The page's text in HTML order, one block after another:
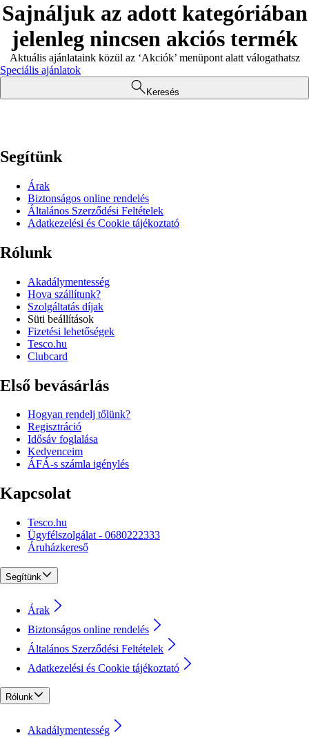
Sajnáljuk az adott kategóriában
jelenleg nincsen akciós termék
Aktuális ajánlataink közül az ‘Akciók’ menüpont alatt válogathatsz
Speciális ajánlatok
Keresés
Segítünk
Árak
Biztonságos online rendelés
Általános Szerződési Feltételek
Adatkezelési és Cookie tájékoztató
Rólunk
Akadálymentesség
Hova szállítunk?
Szolgáltatás díjak
Süti beállítások
Fizetési lehetőségek
Tesco.hu
Clubcard
Első bevásárlás
Hogyan rendelj tőlünk?
Regisztráció
Idősáv foglalása
Kedvenceim
ÁFÁ-s számla igénylés
Kapcsolat
Tesco.hu
Ügyfélszolgálat - 0680222333
Áruházkereső
Segítünk
Árak
Biztonságos online rendelés
Általános Szerződési Feltételek
Adatkezelési és Cookie tájékoztató
Rólunk
Akadálymentesség